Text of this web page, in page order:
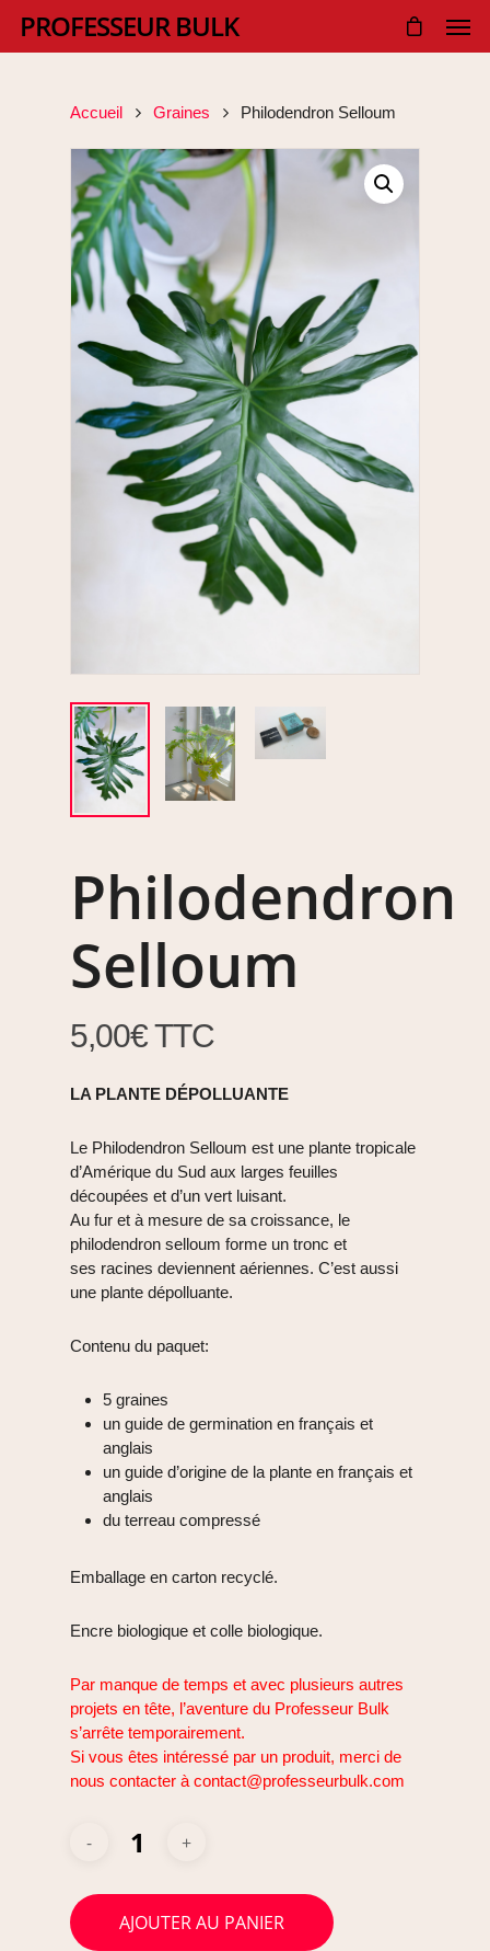
PROFESSEUR BULK
Accueil Graines Philodendron Selloum
Philodendron
Selloum
5,00€TTC
LA PLANTE DÉPOLLUANTE
Le Philodendron Selloum est une plante tropicale
d’Amérique du Sud aux larges feuilles
découpées et d’un vert luisant.
Au fur et à mesure de sa croissance, le
philodendron selloum forme un tronc et
ses racines deviennent aériennes. C’est aussi
une plante dépolluante.
Contenu du paquet:
5 graines
un guide de germination en français et
anglais
un guide d’origine de la plante en français et
anglais
du terreau compressé
Emballage en carton recyclé.
Encre biologique et colle biologique.
Par manque de temps et avec plusieurs autres
projets en tête, l’aventure du Professeur Bulk
s’arrête temporairement.
Si vous êtes intéressé par un produit, merci de
nous contacter à contact@professeurbulk.com
AJOUTER AU PANIER